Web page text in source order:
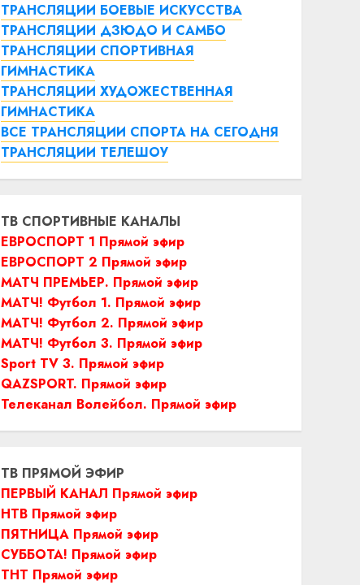
ТРАНСЛЯЦИИ БОЕВЫЕ ИСКУССТВА
ТРАНСЛЯЦИИ ДЗЮДО И САМБО
ТРАНСЛЯЦИИ СПОРТИВНАЯ
ГИМНАСТИКА
ТРАНСЛЯЦИИ ХУДОЖЕСТВЕННАЯ
ГИМНАСТИКА
ВСЕ ТРАНСЛЯЦИИ СПОРТА НА СЕГОДНЯ
ТРАНСЛЯЦИИ ТЕЛЕШОУ
ТВ СПОРТИВНЫЕ КАНАЛЫ
ЕВРОСПОРТ 1 Прямой эфир
ЕВРОСПОРТ 2 Прямой эфир
МАТЧ ПРЕМЬЕР. Прямой эфир
МАТЧ! Футбол 1. Прямой эфир
МАТЧ! Футбол 2. Прямой эфир
МАТЧ! Футбол 3. Прямой эфир
Sport TV 3. Прямой эфир
QAZSPORT. Прямой эфир
Телеканал Волейбол. Прямой эфир
ТВ ПРЯМОЙ ЭФИР
ПЕРВЫЙ КАНАЛ Прямой эфир
НТВ Прямой эфир
ПЯТНИЦА Прямой эфир
СУББОТА! Прямой эфир
ТНТ Прямой эфир